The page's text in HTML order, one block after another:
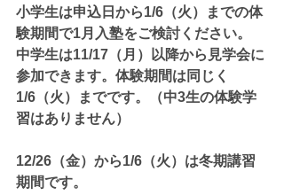
小学生は申込日から1/6（火）までの体
験期間で1月入塾をご検討ください。
中学生は11/17（月）以降から見学会に
参加できます。体験期間は同じく
1/6（火）までです。（中3生の体験学
習はありません）
12/26（金）から1/6（火）は冬期講習
期間です。